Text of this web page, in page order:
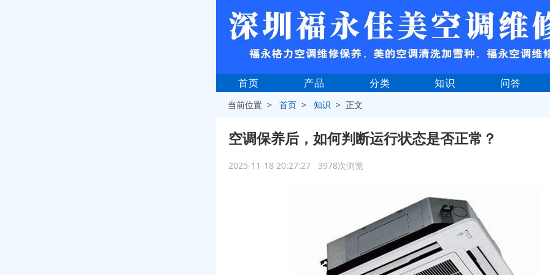
首页 产品 分类 知识 问答
当前位置 >首页 >知识 > 正文
空调保养后，如何判断运行状态是否正常？
2025-11-18 20:27:27 3978次浏览